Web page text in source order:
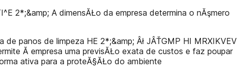
2*;&amp; A dimensĂŁo da empresa determina o nĂşmero
panos de limpeza HE 2*;&amp; Âł JÂŤGMP HI MRXIKVEV
Ă empresa uma previsĂŁo exata de custos e faz poupar
ativa para a proteĂ§ĂŁo do ambiente